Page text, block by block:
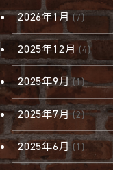
2026年1月(7)
2025年12月(4)
2025年9月 (1)
2025年7月(2)
2025年6月(1)